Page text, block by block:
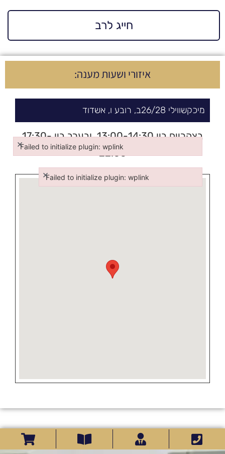
חייג לרב
איזורי ושעות מענה:
מיכקשווילי 28/ 26ב, רובע ו, אשדוד
בצהריים בין 13:00-14:30, ובערב בין 17:30-
22:00
Failed to initialize plugin: wplink
×
Failed to initialize plugin: wplink
×
Failed to initialize plugin: wplink